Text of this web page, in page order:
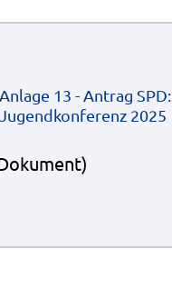
Anlage 13 - Antrag SPD:
Jugendkonferenz 2025